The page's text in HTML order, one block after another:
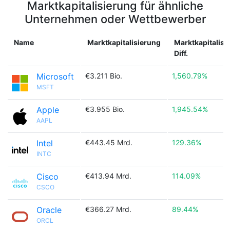
Marktkapitalisierung für ähnliche
Unternehmen oder Wettbewerber
Name Marktkapitalisierung
Diff.
Microsoft
MSFT
€3.211 Bio. 1,560.79%
Apple
AAPL
€3.955 Bio. 1,945.54%
Intel
INTC
€443.45 Mrd. 129.36%
Cisco
CSCO
€413.94 Mrd. 114.09%
Oracle
ORCL
€366.27 Mrd. 89.44%